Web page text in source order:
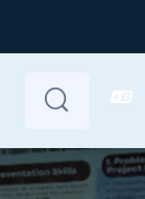
Rechercher
Rechercher